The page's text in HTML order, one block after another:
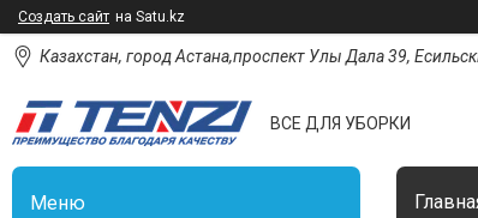
Создать сайт на Satu.kz
Казахстан, город Астана,проспект Улы Дала 39,
ВСЕ ДЛЯ УБОРКИ